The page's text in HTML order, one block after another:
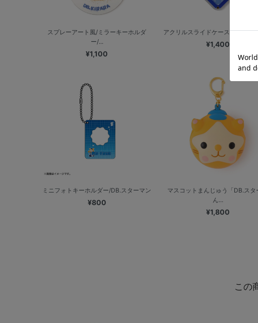
スプレーアート風/ミラーキーホルダ
ー/...
¥1,100
アクリルスライドケース/DB.スタ
¥1,400
ミニフォトキーホルダー/DB.スターマン
¥800
マスコットまんじゅう「DB.スタ
ん...
¥1,800
この